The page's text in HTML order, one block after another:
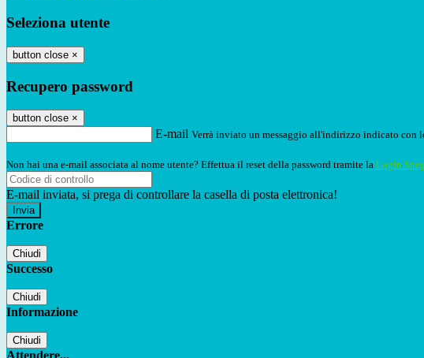
Seleziona utente
button close ×
Recupero password
button close ×
E-mail Verrà inviato un messaggio all'indirizzo indicato con
Non hai una e-mail associata al nome utente? Effettua il reset della password tramite la Login
E-mail inviata, si prega di controllare la casella di posta elettronica!
Errore
Chiudi
Successo
Chiudi
Informazione
Chiudi